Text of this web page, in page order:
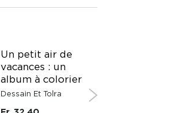
Un petit air de
vacances : un
album à colorier
Dessain Et Tolra